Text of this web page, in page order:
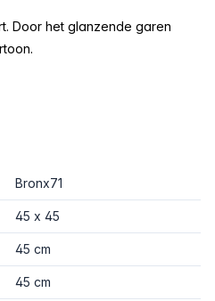
Door het glanzende garen
Bronx71
45 x 45
45 cm
45 cm